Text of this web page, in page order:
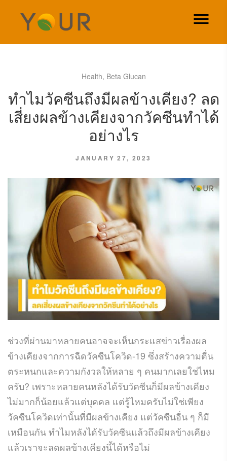
Health, Beta Glucan
ทำไมวัคซีนถึงมีผลข้างเคียง? ลด
เสี่ยงผลข้างเคียงจากวัคซีนทำได้
อย่างไร
JANUARY 27, 2023
ช่วงที่ผ่านมาหลายคนอาจจะเห็นกระแสข่าวเรื่องผล
ข้างเคียงจากการฉีดวัคซีนโควิด-19 ซึ่งสร้างความตื่น
ตระหนกและความกังวลให้หลาย ๆ คนมากเลยใช่ไหม
ครับ? เพราะหลายคนหลังได้รับวัคซีนก็มีผลข้างเคียง
ไม่มากก็น้อยแล้วแต่บุคคล แต่รู้ไหมครับไม่ใช่เพียง
วัคซีนโควิดเท่านั้นที่มีผลข้างเคียง แต่วัคซีนอื่น ๆ ก็มี
เหมือนกัน ทำไมหลังได้รับวัคซีนแล้วถึงมีผลข้างเคียง
แล้วเราจะลดผลข้างเคียงนี้ได้หรือไม่